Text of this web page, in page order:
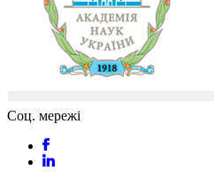
Соц. мережі